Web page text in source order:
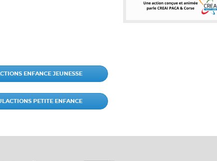
ENFANCE JEUNESSE
PETITE ENFANCE